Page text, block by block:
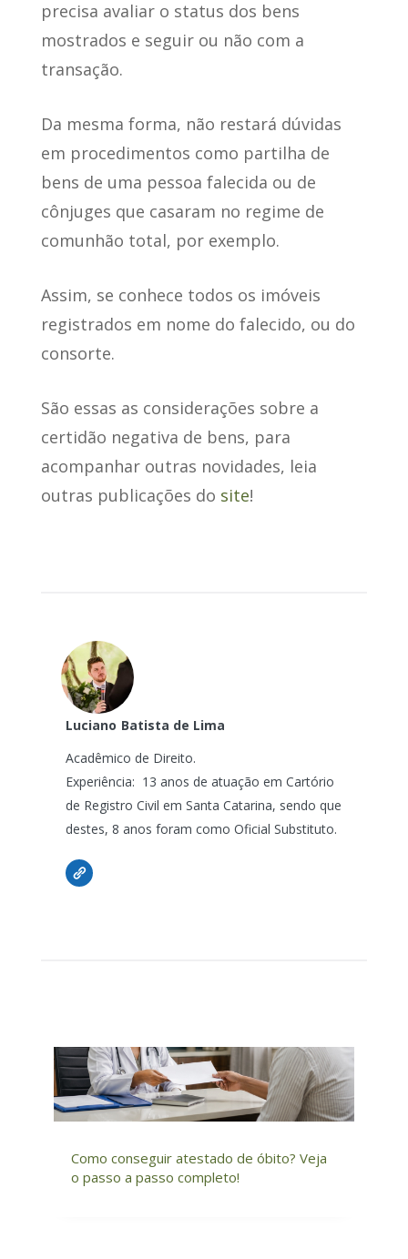
precisa avaliar o status dos bens
mostrados e seguir ou não com a
transação.
Da mesma forma, não restará dúvidas
em procedimentos como partilha de
bens de uma pessoa falecida ou de
cônjuges que casaram no regime de
comunhão total, por exemplo.
Assim, se conhece todos os imóveis
registrados em nome do falecido, ou do
consorte.
São essas as considerações sobre a
certidão negativa de bens, para
acompanhar outras novidades, leia
outras publicações do site!
Luciano Batista de Lima
Acadêmico de Direito.
Experiência: 13 anos de atuação em Cartório
de Registro Civil em Santa Catarina, sendo que
destes, 8 anos foram como Oficial Substituto.
Como conseguir atestado de óbito? Veja
o passo a passo completo!